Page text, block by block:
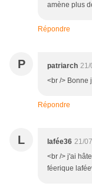
amène plus
Répondre
P patriarch 21/
<br /> Bonne
Répondre
L lafée36 21/
<br /> j'ai
féerique